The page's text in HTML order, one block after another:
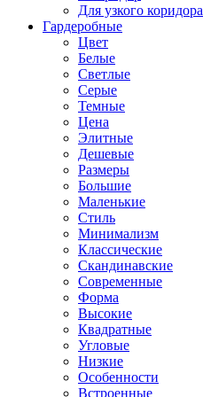
Для узкого коридора
Гардеробные
Цвет
Белые
Светлые
Серые
Темные
Цена
Элитные
Дешевые
Размеры
Большие
Маленькие
Стиль
Минимализм
Классические
Скандинавские
Современные
Форма
Высокие
Квадратные
Угловые
Низкие
Особенности
Встроенные